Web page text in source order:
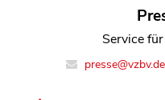
Service
presse@vzbv.de
Leiter Team
info@vzbv.de